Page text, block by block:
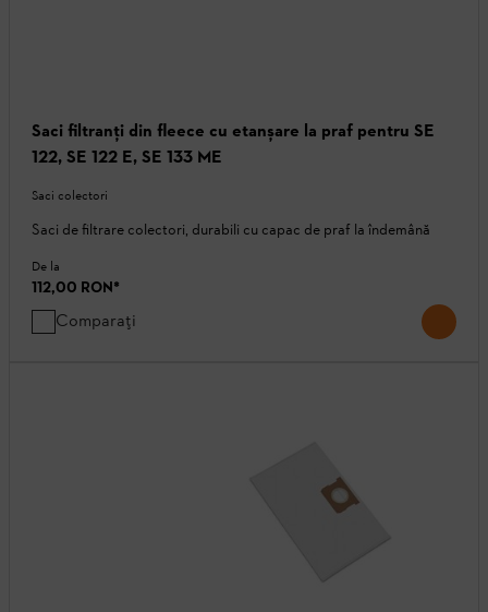
Saci filtranţi din fleece cu etanșare la praf pentru SE
122, SE 122 E, SE 133 ME
Saci colectori
Saci de filtrare colectori, durabili cu capac de praf la îndemână
De la
112,00 RON*
Comparați